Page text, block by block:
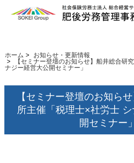
ホーム > お知らせ・更新情報
>
【セミナー登壇のお知らせ】船井総合研
ナジー経営大公開セミナー」
【セミナー登壇のお知ら
所主催「税理士×社労士
開セミナー」